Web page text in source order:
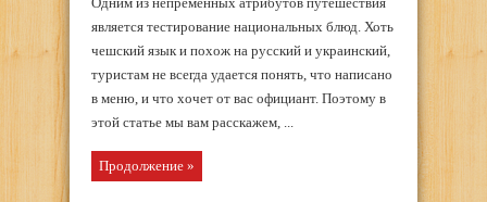
является тестирование национальных блюд. Хоть
чешский язык и похож на русский и украинский,
туристам не всегда удается понять, что написано
в меню, и что хочет от вас официант. Поэтому в
этой статье мы вам расскажем, ...
Продолжение »